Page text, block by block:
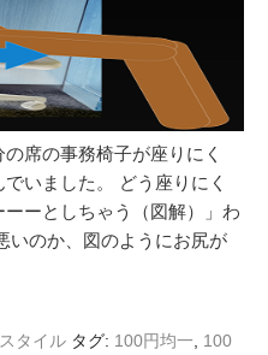
席の事務椅子が座りにく
いました。 どう座りにく
ーとしちゃう（図解）」わ
いのか、図のようにお尻が
タイル タグ: 100円均一
100